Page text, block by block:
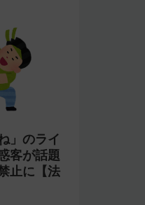
」のライ
客が話題
止に【法